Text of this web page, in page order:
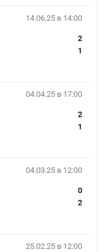
14.06.25 в 14:00
2
1
04.04.25 в 17:00
2
1
04.03.25 в 12:00
0
2
25.02.25 в 12:00